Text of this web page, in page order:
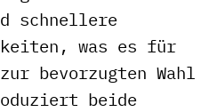
schnellere
was es für
bevorzugten Wahl
beide